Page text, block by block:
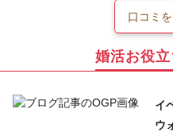
口コミ
婚活お役
イ
ウ